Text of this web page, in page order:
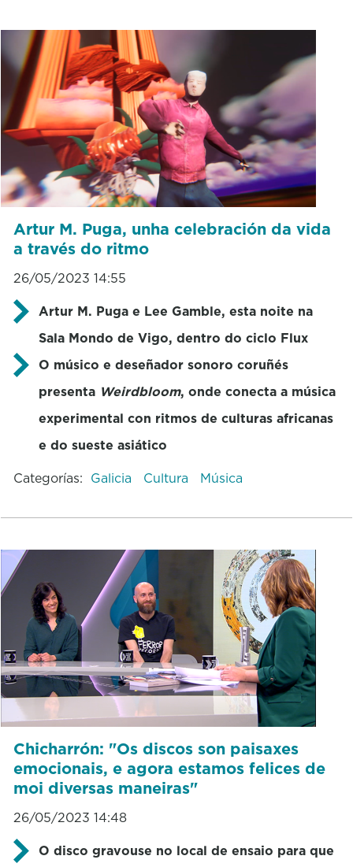
Artur M. Puga, unha celebración da vida
a través do ritmo
26/05/2023 14:55
Artur M. Puga e Lee Gamble, esta noite na
Sala Mondo de Vigo, dentro do ciclo Flux
O músico e deseñador sonoro coruñés
presenta Weirdbloom, onde conecta a música
experimental con ritmos de culturas africanas
e do sueste asiático
Categorías: Galicia Cultura Música
Chicharrón: "Os discos son paisaxes
emocionais, e agora estamos felices de
moi diversas maneiras"
26/05/2023 14:48
O disco gravouse no local de ensaio para que